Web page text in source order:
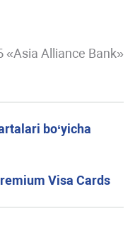
Alliance Bank»
bo‘yicha
Visa Cards